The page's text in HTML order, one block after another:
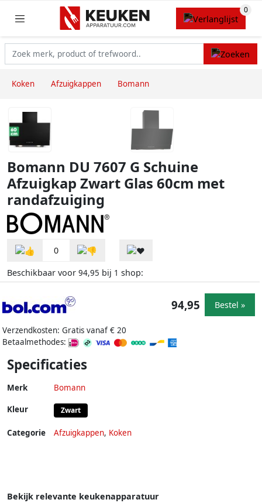
Koken Afzuigkappen Bomann
Bomann DU 7607 G Schuine
Afzuigkap Zwart Glas 60cm met
randafzuiging
0
Beschikbaar voor 94,95 bij 1 shop:
Verzendkosten: Gratis vanaf € 20
Betaalmethodes:
94,95 Bestel »
Specificaties
Merk Bomann
Kleur Zwart
Categorie Afzuigkappen, Koken
Bekijk relevante keukenapparatuur